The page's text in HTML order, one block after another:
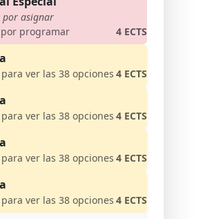
por asignar
programar
4 ECTS
ver las 38 opciones 4 ECTS
ver las 38 opciones 4 ECTS
ver las 38 opciones 4 ECTS
ver las 38 opciones 4 ECTS